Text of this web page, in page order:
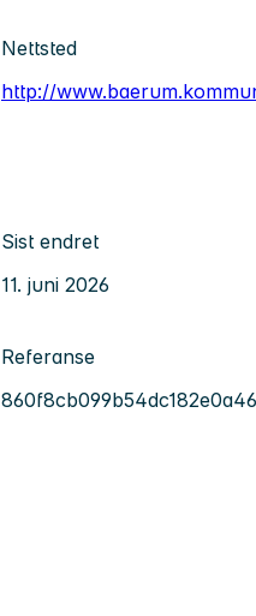
Nettsted
http://
Sist endret
11. juni 2026
Referanse